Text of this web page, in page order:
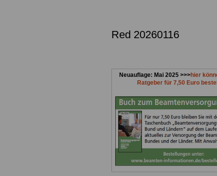
Red 20260116
Neuauflage: Mai 2025 >>>hier
Ratgeber für 7,50 Euro